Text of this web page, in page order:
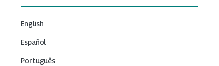
English
Español
Português